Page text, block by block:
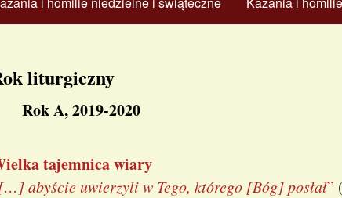
liturgiczny
Rok A, 2019-2020
tajemnica wiary
abyście uwierzyli w Tego, którego [Bóg] posłał”